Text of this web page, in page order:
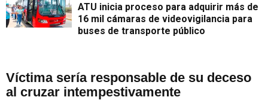
ATU inicia proceso para adquirir más de
16 mil cámaras de videovigilancia para
buses de transporte público
Víctima sería responsable de su deceso
al cruzar intempestivamente